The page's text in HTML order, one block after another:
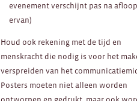
evenement verschijnt pas na afloop
ervan)
Houd ook rekening met de tijd en
menskracht die nodig is voor het
verspreiden van het
Posters moeten niet alleen worden